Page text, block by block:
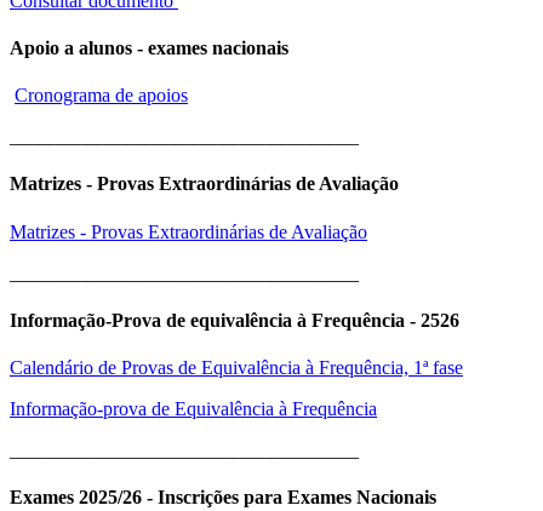
Apoio a alunos - exames nacionais
Cronograma de apoios
Matrizes - Provas Extraordinárias de Avaliação
Matrizes - Provas Extraordinárias de Avaliação
Informação-Prova de equivalência à Frequência - 2526
Calendário de Provas de Equivalência à Frequência, 1ª fase
Informação-prova de Equivalência à Frequência
Exames 2025/26 - Inscrições para Exames Nacionais